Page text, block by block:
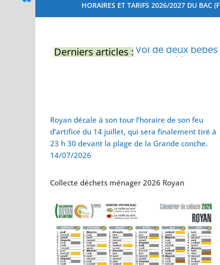
HORAIRES ET TARIFS 2026/2027 DU BAC
Derniers articles : Eau potable : Le
Royan décale à son tour l’horaire de son feu
d’artifice du 14 juillet, qui sera finalement tiré à
23 h 30 devant la plage de la Grande conche.
14/07/2026
Collecte déchets ménager 2026 Royan